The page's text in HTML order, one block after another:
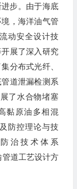
步。由于海底
，海洋油气管
动安全设计技
展了深入研究
分布式光纤、
道泄漏检测系
了水合物堵塞
黏原油多相混
防控理论与技
治技术体系
管道工艺设计方